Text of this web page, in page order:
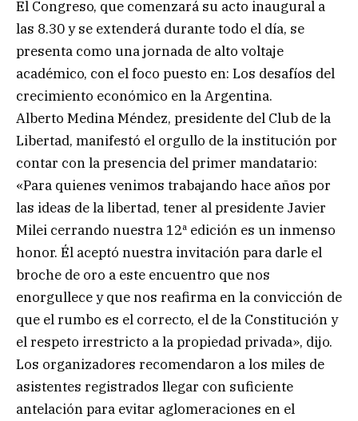
El Congreso, que comenzará su acto inaugural a
las 8.30 y se extenderá durante todo el día, se
presenta como una jornada de alto voltaje
académico, con el foco puesto en: Los desafíos del
crecimiento económico en la Argentina.
Alberto Medina Méndez, presidente del Club de la
Libertad, manifestó el orgullo de la institución por
contar con la presencia del primer mandatario:
«Para quienes venimos trabajando hace años por
las ideas de la libertad, tener al presidente Javier
Milei cerrando nuestra 12ª edición es un inmenso
honor. Él aceptó nuestra invitación para darle el
broche de oro a este encuentro que nos
enorgullece y que nos reafirma en la convicción de
que el rumbo es el correcto, el de la Constitución y
el respeto irrestricto a la propiedad privada», dijo.
Los organizadores recomendaron a los miles de
asistentes registrados llegar con suficiente
antelación para evitar aglomeraciones en el